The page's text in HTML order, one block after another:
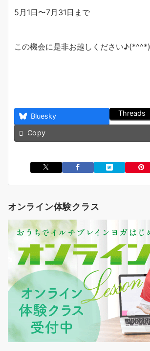
5月1日〜7月31日まで
この機会に是非お越しください♪(*^^*)
Bluesky Threads
Copy
オンライン体験クラス